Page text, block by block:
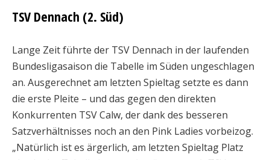
TSV Dennach (2. Süd)
Lange Zeit führte der TSV Dennach in der laufenden
Bundesligasaison die Tabelle im Süden ungeschlagen
an. Ausgerechnet am letzten Spieltag setzte es dann
die erste Pleite – und das gegen den direkten
Konkurrenten TSV Calw, der dank des besseren
Satzverhältnisses noch an den Pink Ladies vorbeizog.
„Natürlich ist es ärgerlich, am letzten Spieltag Platz